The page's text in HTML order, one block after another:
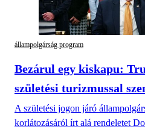
állampolgárság program
Bezárul egy kiskapu:
születési turizmussal
A születési jogon járó
korlátozásáról írt alá rendeletet